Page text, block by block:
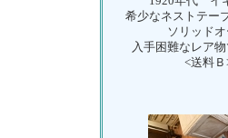
希少なネストテー
ソリッドオ
入手困難なレア
<送料Ｂ